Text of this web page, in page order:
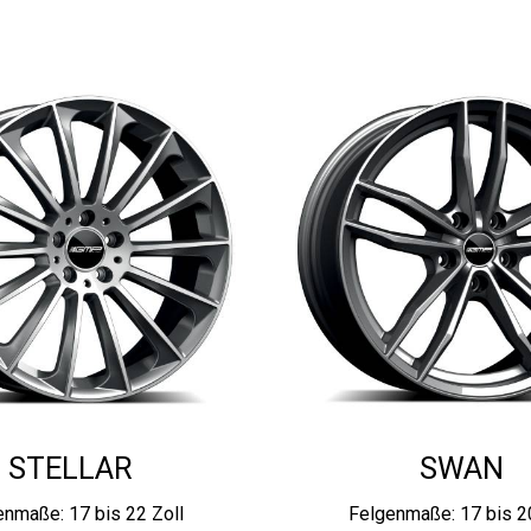
STELLAR
17 bis 22 Zoll
SWAN
Felgenmaße: 17 bis